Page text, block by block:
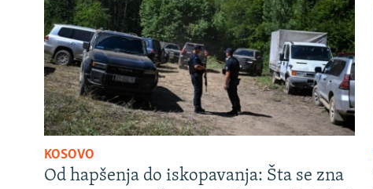
KOSOVO
Od hapšenja do iskopavanja: Šta se zna